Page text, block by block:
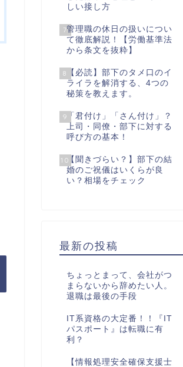
しい接し方
7管理職の休日の扱いについ
て徹底解説！【労働基準法
から条文を抜粋】
8 【必読】部下のタメ口のイ
ライラを解消する、4つの
秘策を教えます。
9「君付け」「さん付け」？
上司・同僚・部下に対する
呼び方の基本！
10【聞きづらい？】部下の結
婚のご祝儀はいくらが良
い？相場をチェック
最新の投稿
ちょっとまって、会社がつ
まらないから辞めたい人。
退職は最後の手段
IT系資格の大定番！！『IT
パスポート』は転職に有
利？
【情報処理安全確保支援士